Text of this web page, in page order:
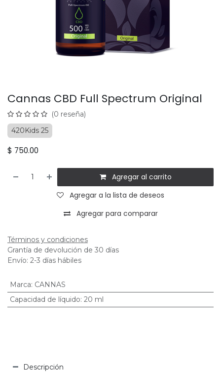
Cannas CBD Full Spectrum Original
(0 reseña)
420Kids 25
$ 750.00
Agregar al carrito
Agregar para comparar
Agregar a la lista de deseos
Términos y condiciones
Grantía de devolución de 30 días
Envío: 2-3 días hábiles
Marca: CANNAS
Capacidad de líquido: 20 ml
Descripción